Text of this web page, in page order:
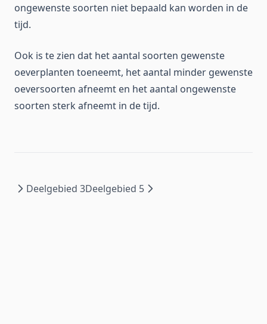
ongewenste soorten niet bepaald kan worden in de
tijd.
Ook is te zien dat het aantal soorten gewenste
oeverplanten toeneemt, het aantal minder gewenste
oeversoorten afneemt en het aantal ongewenste
soorten sterk afneemt in de tijd.
Deelgebied 3Deelgebied 5